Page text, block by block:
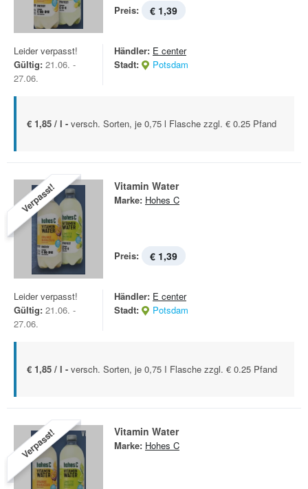
Preis: € 1,39
Leider verpasst!
Gültig: 21.06. -
27.06.
Händler: E center
Stadt:
Potsdam
€ 1,85 / l - versch. Sorten, je 0,75 l Flasche zzgl. € 0.25 Pfand
Verpasst! Vitamin Water
Marke: Hohes C
Preis: € 1,39
Leider verpasst!
Gültig: 21.06. -
27.06.
Händler: E center
Stadt:
Potsdam
€ 1,85 / l - versch. Sorten, je 0,75 I Flasche zzgl. € 0.25 Pfand
Verpasst! Vitamin Water
Marke: Hohes C